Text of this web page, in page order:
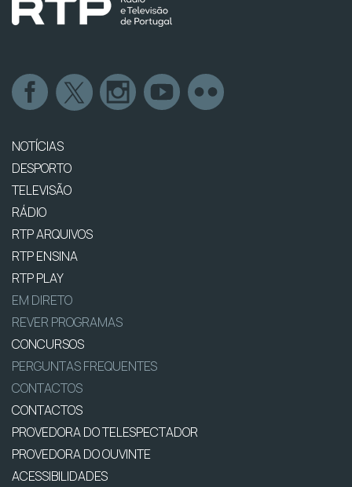
NOTÍCIAS
DESPORTO
TELEVISÃO
RÁDIO
RTP ARQUIVOS
RTP ENSINA
RTP PLAY
EM DIRETO
REVER PROGRAMAS
CONCURSOS
PERGUNTAS FREQUENTES
CONTACTOS
CONTACTOS
PROVEDORA DO TELESPECTADOR
PROVEDORA DO OUVINTE
ACESSIBILIDADES